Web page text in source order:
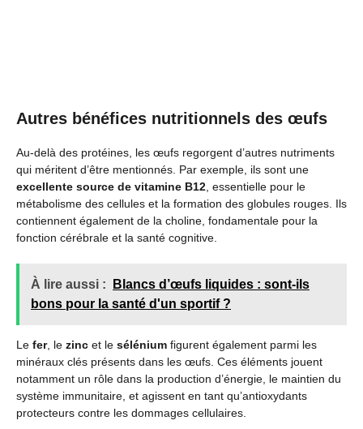
Autres bénéfices nutritionnels des œufs
Au-delà des protéines, les œufs regorgent d’autres nutriments
qui méritent d’être mentionnés. Par exemple, ils sont une
excellente source de vitamine B12, essentielle pour le
métabolisme des cellules et la formation des globules rouges. Ils
contiennent également de la choline, fondamentale pour la
fonction cérébrale et la santé cognitive.
À lire aussi :
Blancs d’œufs liquides : sont-ils
bons pour la santé d'un sportif ?
Le fer, le zinc et le sélénium figurent également parmi les
minéraux clés présents dans les œufs. Ces éléments jouent
notamment un rôle dans la production d’énergie, le maintien du
système immunitaire, et agissent en tant qu’antioxydants
protecteurs contre les dommages cellulaires.